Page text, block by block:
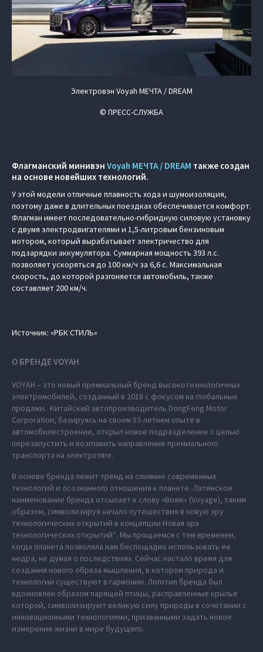
Электровэн Voyah МЕЧТА / DREAM
© ПРЕСС-СЛУЖБА
Флагманский минивэн Voyah МЕЧТА / DREAM также создан
на основе новейших технологий.
У этой модели отличные плавность хода и шумоизоляция,
поэтому даже в длительных поездках обеспечивается комфорт.
Флагман имеет последовательно-гибридную силовую установку
с двумя электродвигателями и 1,5-литровым бензиновым
мотором, который вырабатывает электричество для
подзарядки аккумулятора. Суммарная мощность 393 л.с.
позволяет ускоряться до 100 км/ч за 6,6 с. Максимальная
скорость, до которой разгоняется автомобиль, также
составляет 200 км/ч.
Источник: «РБК СТИЛЬ»
О БРЕНДЕ VOYAH
VOYAH – это новый премиальный бренд высокотехнологичных
электромобилей, созданный в 2018 с фокусом на глобальные
продажи. Китайский автопроизводитель DongFeng Motor
Corporation, базируясь на своем 53-летнем опыте в
автомобилестроении, открыл новое подразделение с целью
перезапустить и возглавить направление премиального
транспорта на электротяге.
В основе бренда лежит тренд на слияние современных
технологий и осознанного отношения к планете. Латинское
наименование бренда отсылает к слову «Вояж» (Voyage), таким
образом, символизируя начало путешествия в новую эру
технологических открытий в концепции Новая эра
технологических открытий*. Мы прощаемся с тем временем,
когда планета позволяла нам беспощадно использовать ее
недра, не думая о последствиях. Сейчас настало время для
создания нового образа мышления, в котором природа и
технологии существуют в гармонии. Логотип бренда был
вдохновлен образом парящей птицы, расправленные крылья
которой, символизируют великую силу природы в сочетании с
инновационными технологиями, призванными задать новое
измерение жизни в мире будущего.